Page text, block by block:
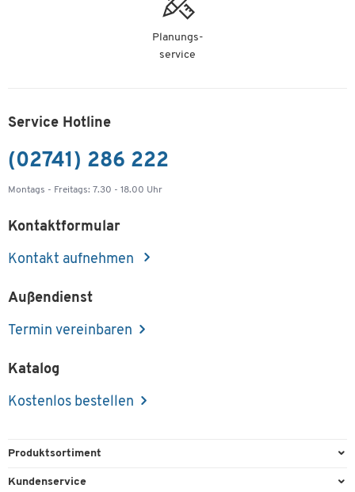
Planungs-
service
Service Hotline
(02741) 286 222
Montags - Freitags: 7.30 - 18.00 Uhr
Kontaktformular
Kontakt aufnehmen
Außendienst
Termin vereinbaren
Katalog
Kostenlos bestellen
Produktsortiment
Büroausstattung
Kundenservice